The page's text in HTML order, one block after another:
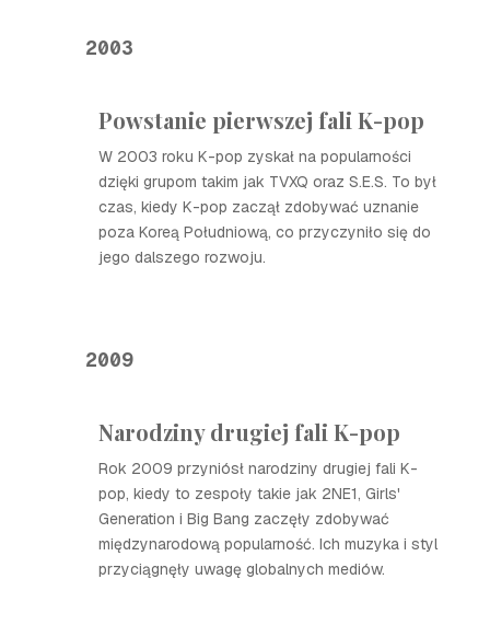
2003
Powstanie pierwszej fali K-pop
W 2003 roku K-pop zyskał na popularności
dzięki grupom takim jak TVXQ oraz S.E.S. To był
czas, kiedy K-pop zaczął zdobywać uznanie
poza Koreą Południową, co przyczyniło się do
jego dalszego rozwoju.
2009
Narodziny drugiej fali K-pop
Rok 2009 przyniósł narodziny drugiej fali K-
pop, kiedy to zespoły takie jak 2NE1, Girls'
Generation i Big Bang zaczęły zdobywać
międzynarodową popularność. Ich muzyka i styl
przyciągnęły uwagę globalnych mediów.